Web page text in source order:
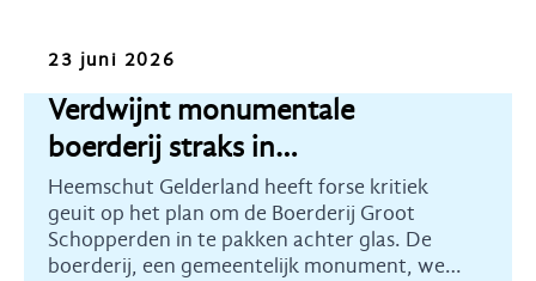
Nieuws
23 juni 2026
Verdwijnt monumentale
boerderij straks in
distributiecentrum?
Heemschut Gelderland heeft forse kritiek
geuit op het plan om de Boerderij Groot
Schopperden in te pakken achter glas. De
boerderij, een gemeentelijk monument, werd